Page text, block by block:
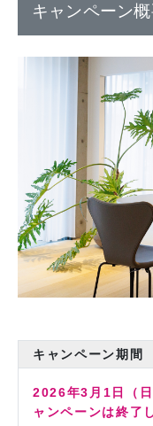
キャンペーン
キャンペーン期間
2026年3月1日（
ャンペーンは終了